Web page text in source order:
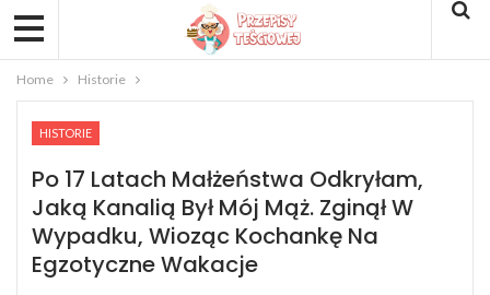
Home Historie
HISTORIE
Po 17 Latach Małżeństwa Odkryłam,
Jaką Kanalią Był Mój Mąż. Zginął W
Wypadku, Wioząc Kochankę Na
Egzotyczne Wakacje